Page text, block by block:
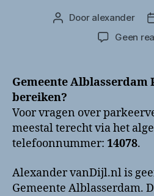
Berichtauteur
Door alexander
Geen
Gemeente
bereiken?
Voor vragen over
meestal terecht via het
telefoonnummer: 14078.
Alexander vanDijl.nl is
Gemeente Alblasserdam.